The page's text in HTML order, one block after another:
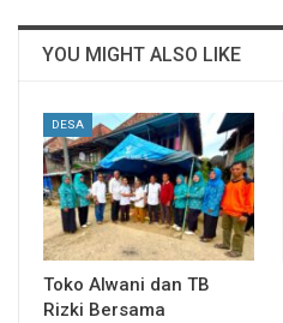
YOU MIGHT ALSO LIKE
DESA
Toko Alwani dan TB
Rizki Bersama